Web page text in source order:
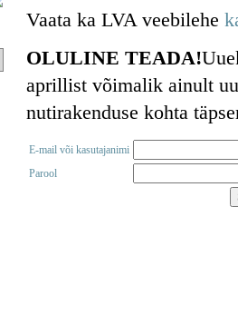
Vaata ka LVA veebilehe
OLULINE TEADA!
aprillist võimalik ainult
nutirakenduse kohta
E-mail või kasutajanimi
Parool